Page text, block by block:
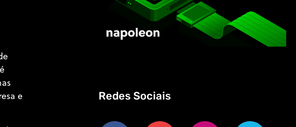
e
Redes Sociais